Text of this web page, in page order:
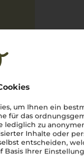
um Ihnen ein
für das
lediglich zu
Inhalte oder
entscheiden,
Basis Ihrer